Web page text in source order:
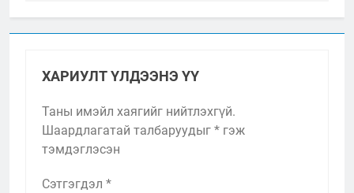
ХАРИУЛТ ҮЛДЭЭНЭ ҮҮ
Таны имэйл хаягийг нийтлэхгүй.
Шаардлагатай талбаруудыг * гэж
тэмдэглэсэн
Сэтгэгдэл *